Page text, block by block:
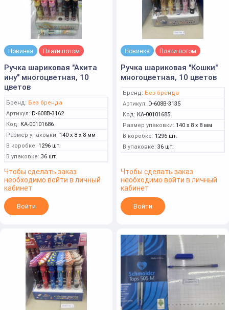
Новинка Плати потом
Ручка шариковая "Акита
ину" многоцветная, 10
цветов
Бренд: Без бренда
Артикул: D-608B-3162
Код: КА-00101686
Размер упаковки: 140 x 8 x 8 мм
В коробке: 1296 шт.
В упаковке: 36 шт.
Чтобы сделать заказ
необходимо войти в личный
кабинет
Войти
Новинка Плати потом
Ручка шариковая "Кошки"
многоцветная, 10 цветов
Бренд: Без бренда
Артикул: D-608B-3135
Код: КА-00101685
Размер упаковки: 140 x 8 x 8 мм
В коробке: 1296 шт.
В упаковке: 36 шт.
Чтобы сделать заказ
необходимо войти в личный
кабинет
Войти